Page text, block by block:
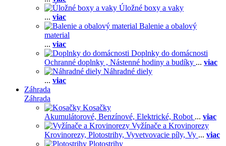
Úložné boxy a vaky
... viac
Balenie a obalový
material
... viac
Doplnky do domácnosti
Ochranné doplnky , Nástenné hodiny a budíky ... viac
Náhradné diely
... viac
Záhrada
Záhrada
Kosačky
Akumulátorové, Benzínové, Elektrické, Robot ... viac
Vyžínače a Krovinorezy
Krovinorezy, Plotostrihy, Vyvetvovacie píly, Vy ... viac
Plotostrihy